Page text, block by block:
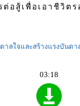
ต่อสู้เพื่อเอาชีวิตร
าลใจและสร้างแรงบันดา
03:18